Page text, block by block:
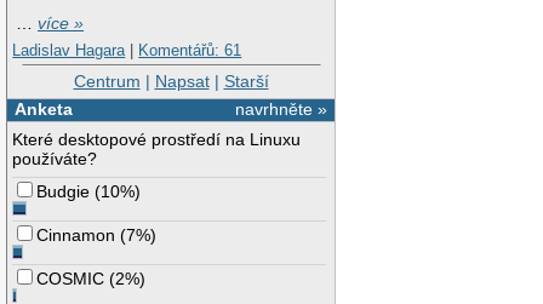
…více »
Ladislav Hagara | Komentářů: 61
Centrum | Napsat| Starší
navrhněte »
Anketa
Které desktopové prostředí na Linuxu
používáte?
Budgie (10%)
Cinnamon (7%)
COSMIC (2%)